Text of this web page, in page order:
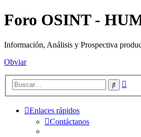
Foro OSINT -
Información, Análisis y Prospectiva
Obviar
Buscar
Enlaces rápidos
Contáctanos